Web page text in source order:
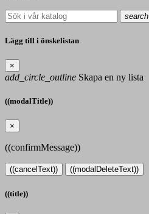
search
Lägg till i önskelistan
×
add_circle_outline Skapa en ny lista
((modalTitle))
×
((confirmMessage))
((cancelText)) ((modalDeleteText))
((title))